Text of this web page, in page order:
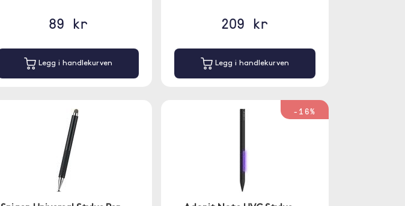
89 kr
Legg i handlekurven
209 kr
Legg i handlekurven
-16%